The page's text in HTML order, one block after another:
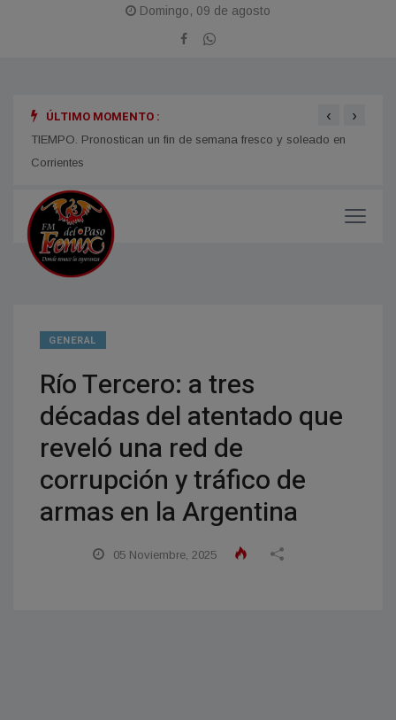
Domingo, 09 de agosto
ÚLTIMO MOMENTO :
TIEMPO. Pronostican un fin de semana fresco y soleado en
Corrientes
‹ ›
GENERAL
Río Tercero: a tres
décadas del atentado que
reveló una red de
corrupción y tráfico de
armas en la Argentina
05 Noviembre, 2025